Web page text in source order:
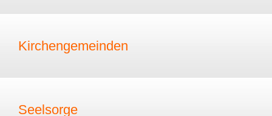
Kirchengemeinden
Seelsorge